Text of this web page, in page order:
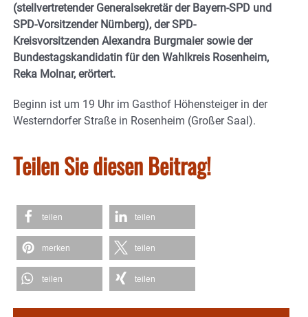
(stellvertretender Generalsekretär der Bayern-SPD und
SPD-Vorsitzender Nürnberg), der SPD-
Kreisvorsitzenden Alexandra Burgmaier sowie der
Bundestagskandidatin für den Wahlkreis Rosenheim,
Reka Molnar, erörtert.
Beginn ist um 19 Uhr im Gasthof Höhensteiger in der
Westerndorfer Straße in Rosenheim (Großer Saal).
Teilen Sie diesen Beitrag!
teilen teilen
merken teilen
teilen teilen